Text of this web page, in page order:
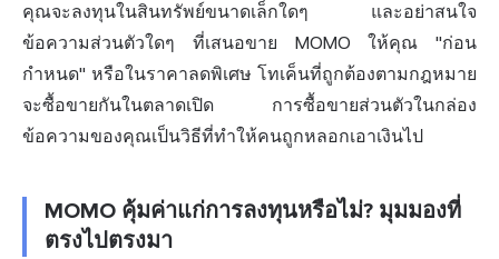
คุณจะลงทุนในสินทรัพย์ขนาดเล็กใดๆ และอย่าสนใจ
ข้อความส่วนตัวใดๆ ที่เสนอขาย MOMO ให้คุณ "ก่อน
กำหนด" หรือในราคาลดพิเศษ โทเค็นที่ถูกต้องตามกฎหมาย
จะซื้อขายกันในตลาดเปิด การซื้อขายส่วนตัวในกล่อง
ข้อความของคุณเป็นวิธีที่ทำให้คนถูกหลอกเอาเงินไป
MOMO คุ้มค่าแก่การลงทุนหรือไม่? มุมมองที่
ตรงไปตรงมา